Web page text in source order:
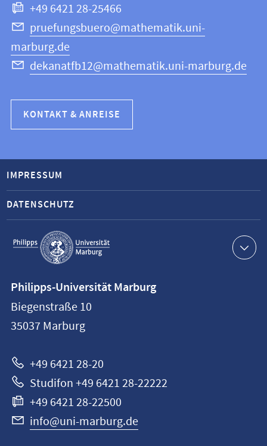
+49 6421 28-25466
pruefungsbuero@mathematik.uni-
marburg.de
dekanatfb12@mathematik.uni-marburg.de
KONTAKT & ANREISE
Service-
Navigation
IMPRESSUM
DATENSCHUTZ
Philipps-
Universität
Marburg
Philipps-Universität Marburg
Biegenstraße 10
35037 Marburg
+49 6421 28-20
Studifon +49 6421 28-22222
+49 6421 28-22500
info@uni-marburg.de